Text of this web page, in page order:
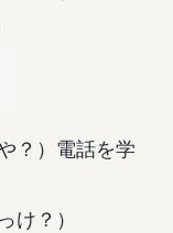
？）電話を学
け？）